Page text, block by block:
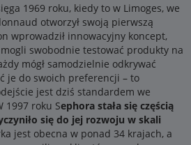
1969 roku, kiedy to w Limoges, we
otworzył swoją pierwszą
wprowadził innowacyjny koncept,
swobodnie testować produkty na
mógł samodzielnie odkrywać
je do swoich preferencji – to
jest dziś standardem we
1997 roku Sephora stała się częścią
się do jej rozwoju w skali
jest obecna w ponad 34 krajach, a